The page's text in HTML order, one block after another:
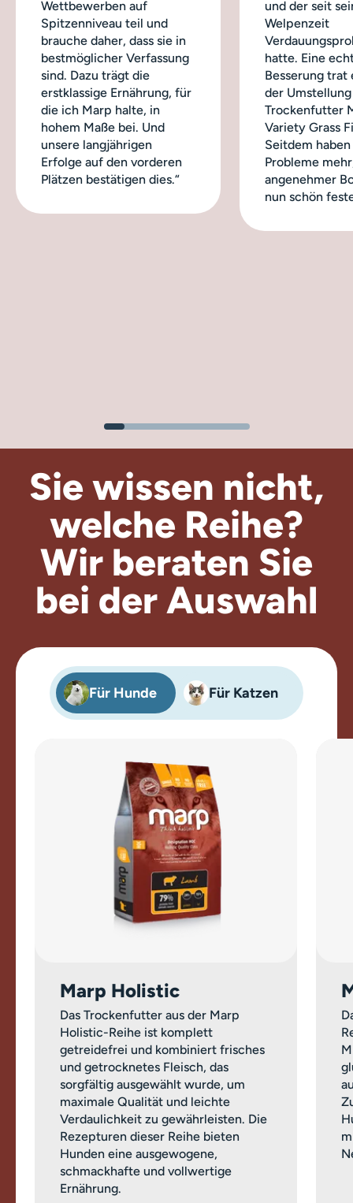
Wettbewerben auf
Spitzenniveau teil und
brauche daher, dass sie in
bestmöglicher Verfassung
sind. Dazu trägt die
erstklassige Ernährung, für
die ich Marp halte, in
hohem Maße bei. Und
unsere langjährigen
Erfolge auf den vorderen
Plätzen bestätigen dies.“
und der seit
Welpenzeit
hatte. Eine
Besserung trat
der
Trockenfutter
Variety Grass
Seitdem
Probleme
angenehmer
nun schön
Sie wissen nicht,
welche Reihe?
Wir beraten Sie
bei der Auswahl
Für Hunde Für Katzen
Marp Holistic
Das Trockenfutter aus der Marp
Holistic-Reihe ist komplett
getreidefrei und kombiniert frisches
und getrocknetes Fleisch, das
sorgfältig ausgewählt wurde, um
maximale Qualität und leichte
Verdaulichkeit zu gewährleisten. Die
Rezepturen dieser Reihe bieten
Hunden eine ausgewogene,
schmackhafte und vollwertige
Ernährung.